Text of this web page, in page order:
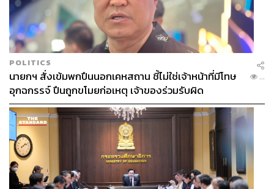
POLITICS
นายกฯ สั่งเข้มพกปืนนอกเคหสถาน ชี้ไม่ใช่เจ้าหน้าที่มีโทษ
อุกฉกรรจ์ ปืนถูกขโมยก่อเหตุ เจ้าของร่วมรับผิด
...